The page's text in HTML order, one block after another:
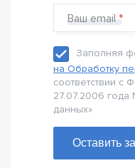
Ваш email
Заполняя
на Обработку
соответствии с
27.07.2006
данных».
Оставить